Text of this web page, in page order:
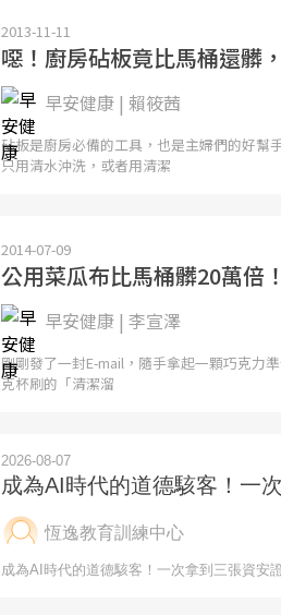
2013-11-11
噁！廚房砧板竟比馬桶還髒
早安健康 | 賴筱茜
砧板是廚房必備的工具，也是主婦們的好幫
只用清水沖洗，或者用清潔
2014-07-09
公用菜瓜布比馬桶髒20萬倍
早安健康 | 李宣澤
剛剛發了一封E-mail，隨手拿起一顆巧克力
克杯刷的「清潔溜